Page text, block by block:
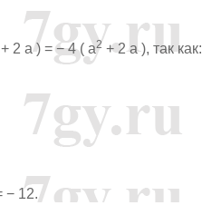
+ 2 a ) = − 4 ( a2 + 2 a ), так как:
− 12.